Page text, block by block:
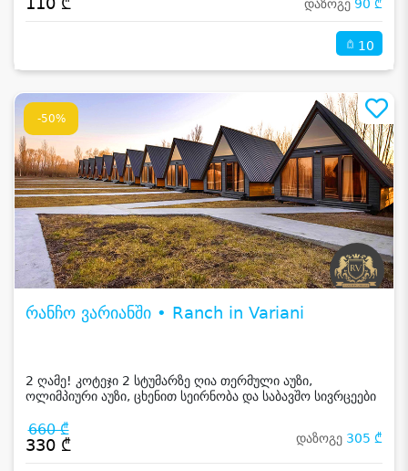
დაზოგე 90 ₾
10
-50%
რანჩო ვარიანში • Ranch in Variani
2 ღამე! კოტეჯი 2 სტუმარზე ღია თერმული აუზი,
ოლიმპიური აუზი, ცხენით სეირნობა და საბავშო სივრცეები
660 ₾
330 ₾ დაზოგე 305 ₾